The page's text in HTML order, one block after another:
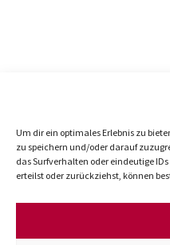
Um dir ein optimales Erlebnis zu
zu speichern und/oder darauf
das Surfverhalten oder eindeutige
erteilst oder zurückziehst, können